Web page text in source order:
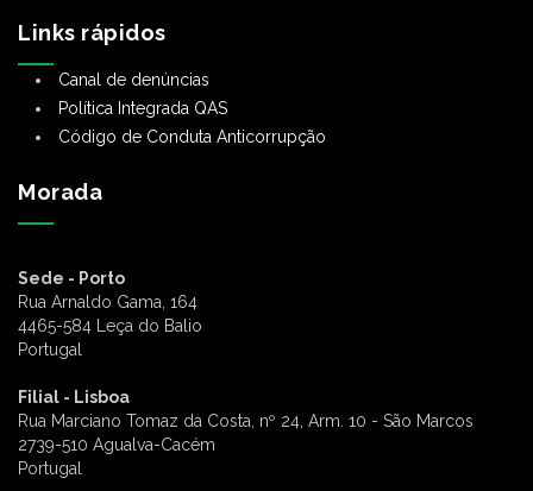
Links rápidos
Canal de denúncias
Política Integrada QAS
Código de Conduta Anticorrupção
Morada
Sede - Porto
Rua Arnaldo Gama, 164
4465-584 Leça do Balio
Portugal
Filial - Lisboa
Rua Marciano Tomaz da Costa, nº 24, Arm. 10 - São Marcos
2739-510 Agualva-Cacém
Portugal